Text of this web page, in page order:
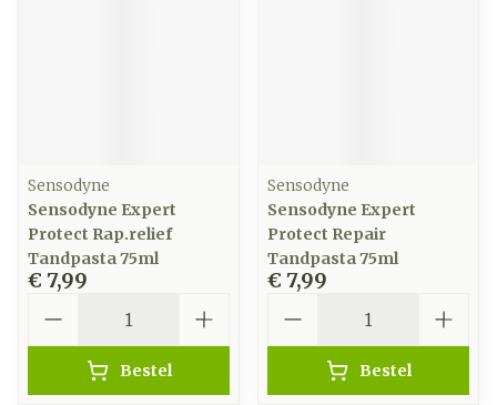
Sensodyne
Sensodyne Expert
Protect Rap.relief
Tandpasta 75ml
€ 7,99
Bestel
Sensodyne
Sensodyne Expert
Protect Repair
Tandpasta 75ml
€ 7,99
Bestel